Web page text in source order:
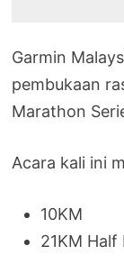
Garmin
pembukaan
Marathon
Acara kali ini
10KM
21KM